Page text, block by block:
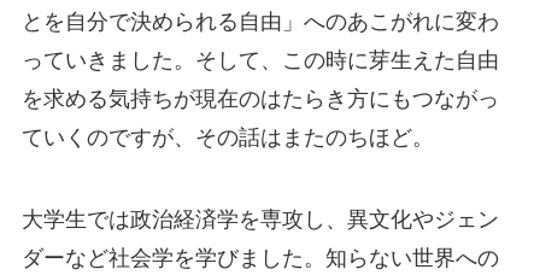
とを自分で決められる自由」へのあこがれに変わ
っていきました。そして、この時に芽生えた自由
を求める気持ちが現在のはたらき方にもつながっ
ていくのですが、その話はまたのちほど。
大学生では政治経済学を専攻し、異文化やジェン
ダーなど社会学を学びました。知らない世界への